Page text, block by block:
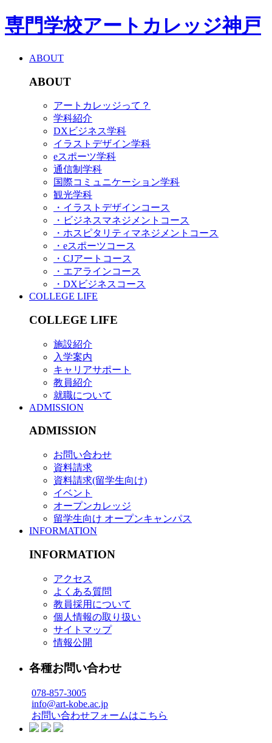
専門学校アートカレッジ神戸
ABOUT
ABOUT
アートカレッジって？
学科紹介
DXビジネス学科
イラストデザイン学科
eスポーツ学科
通信制学科
国際コミュニケーション学科
観光学科
・イラストデザインコース
・ビジネスマネジメントコース
・ホスピタリティマネジメントコース
・eスポーツコース
・CJアートコース
・エアラインコース
・DXビジネスコース
COLLEGE LIFE
COLLEGE LIFE
施設紹介
入学案内
キャリアサポート
教員紹介
就職について
ADMISSION
ADMISSION
お問い合わせ
資料請求
資料請求(留学生向け)
イベント
オープンカレッジ
留学生向け オープンキャンパス
INFORMATION
INFORMATION
アクセス
よくある質問
教員採用について
個人情報の取り扱い
サイトマップ
情報公開
各種お問い合わせ
078-857-3005
info@art-kobe.ac.jp
お問い合わせフォームはこちら